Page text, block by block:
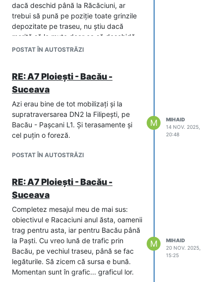
dacă deschid până la Răcăciuni, ar
trebui să pună pe poziție toate grinzile
depozitate pe traseu, nu știu dacă
merită să le mute doar ca să deschidă
nodul. Oricum, eu sunt convins de
progrese zilnice, aceiași oameni și
aceleași utilaje pe mai puțini km, pe mai
puține structuri, iar ritmul ni se va părea
că va tot crește, datorită acestui fapt.
Cert e că nu ne plictisim.
POSTAT ÎN AUTOSTRĂZI
RE: A7 Ploiești - Bacău -
Suceava
Azi erau bine de tot mobilizați și la
supratraversarea DN2 la Filipești, pe
Bacău - Pașcani L1. Și terasamente și
cel puțin o foreză.
POSTAT ÎN AUTOSTRĂZI
M
MIHAID
14 NOV. 2025,
20:48
RE: A7 Ploiești - Bacău -
Suceava
Completez mesajul meu de mai sus:
obiectivul e Racaciuni anul ăsta, oamenii
trag pentru asta, iar pentru Bacău până
la Paști. Cu vreo lună de trafic prin
Bacău, pe vechiul traseu, până se fac
legăturile. Să zicem că sursa e bună.
Momentan sunt în grafic... graficul lor.
M
MIHAID
20 NOV. 2025,
15:25